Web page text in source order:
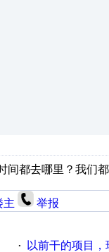
间都去哪里？我
主 举报
· 以前干的项目，现在不